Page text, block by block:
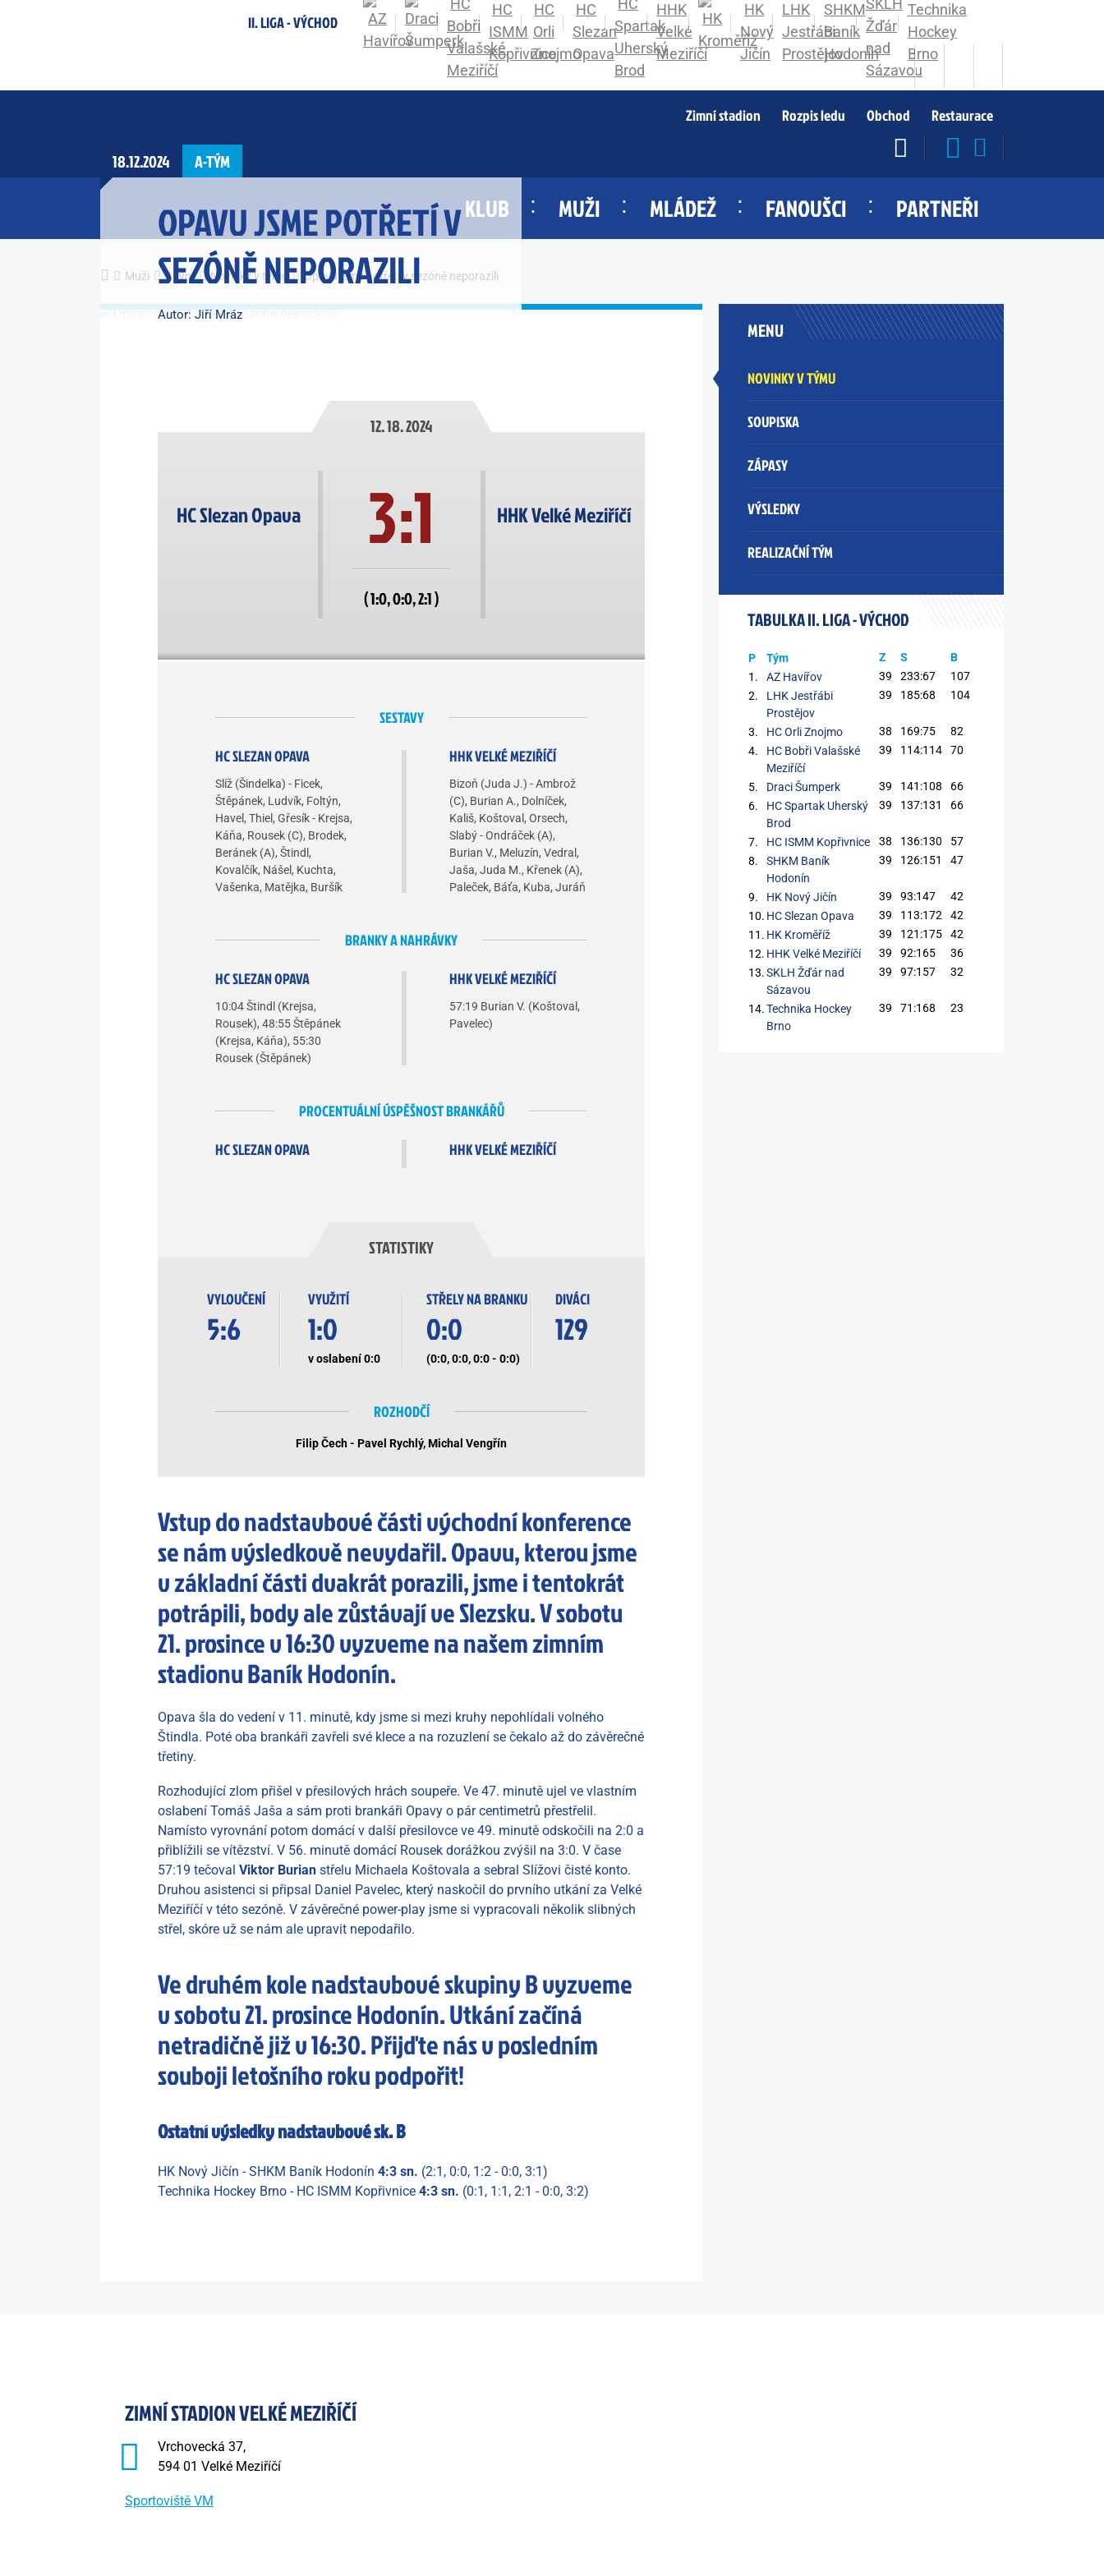
II. LIGA - VÝCHOD
Zimní stadion Rozpis ledu Obchod Restaurace
KLUB MUŽI MLÁDEŽ FANOUŠCI PARTNEŘI
Muži A tým Novinky v týmu Opavu jsme potřetí v sezóně neporazili
18.12.2024 A-TÝM
OPAVU JSME POTŘETÍ V
SEZÓNĚ NEPORAZILI
Autor: Jiří Mráz
12. 18. 2024
HC Slezan Opava 3:1
( 1:0, 0:0, 2:1 )
HHK Velké Meziříčí
SESTAVY
HC SLEZAN OPAVA
Slíž (Šindelka) - Ficek,
Štěpánek, Ludvík, Foltýn,
Havel, Thiel, Gřesík - Krejsa,
Káňa, Rousek (C), Brodek,
Beránek (A), Štindl,
Kovalčík, Nášel, Kuchta,
Vašenka, Matějka, Buršík
HHK VELKÉ MEZIŘÍČÍ
Bizoň (Juda J.) - Ambrož
(C), Burian A., Dolníček,
Kališ, Koštoval, Orsech,
Slabý - Ondráček (A),
Burian V., Meluzín, Vedral,
Jaša, Juda M., Křenek (A),
Paleček, Báťa, Kuba, Juráň
BRANKY A NAHRÁVKY
HC SLEZAN OPAVA
10:04 Štindl (Krejsa,
Rousek), 48:55 Štěpánek
(Krejsa, Káňa), 55:30
Rousek (Štěpánek)
HHK VELKÉ MEZIŘÍČÍ
57:19 Burian V. (Koštoval,
Pavelec)
PROCENTUÁLNÍ ÚSPĚŠNOST BRANKÁŘŮ
HC SLEZAN OPAVA
HHK VELKÉ MEZIŘÍČÍ
STATISTIKY
VYLOUČENÍ
5:6
VYUŽITÍ
1:0
v oslabení 0:0
STŘELY NA BRANKU
0:0
(0:0, 0:0, 0:0 - 0:0)
DIVÁCI
129
ROZHODČÍ
Filip Čech - Pavel Rychlý, Michal Vengřín
Vstup do nadstavbové části východní konference
se nám výsledkově nevydařil. Opavu, kterou jsme
v základní části dvakrát porazili, jsme i tentokrát
potrápili, body ale zůstávají ve Slezsku. V sobotu
21. prosince v 16:30 vyzveme na našem zimním
stadionu Baník Hodonín.
Opava šla do vedení v 11. minutě, kdy jsme si mezi kruhy nepohlídali volného
Štindla. Poté oba brankáři zavřeli své klece a na rozuzlení se čekalo až do závěrečné
třetiny.
Rozhodující zlom přišel v přesilových hrách soupeře. Ve 47. minutě ujel ve vlastním
oslabení Tomáš Jaša a sám proti brankáři Opavy o pár centimetrů přestřelil.
Namísto vyrovnání potom domácí v další přesilovce ve 49. minutě odskočili na 2:0 a
přiblížili se vítězství. V 56. minutě domácí Rousek dorážkou zvýšil na 3:0. V čase
57:19 tečoval Viktor Burian střelu Michaela Koštovala a sebral Slížovi čisté konto.
Druhou asistenci si připsal Daniel Pavelec, který naskočil do prvního utkání za Velké
Meziříčí v této sezóně. V závěrečné power-play jsme si vypracovali několik slibných
střel, skóre už se nám ale upravit nepodařilo.
Ve druhém kole nadstavbové skupiny B vyzveme
v sobotu 21. prosince Hodonín. Utkání začíná
netradičně již v 16:30. Přijďte nás v posledním
souboji letošního roku podpořit!
Ostatní výsledky nadstavbové sk. B
HK Nový Jičín - SHKM Baník Hodonín 4:3 sn. (2:1, 0:0, 1:2 - 0:0, 3:1)
Technika Hockey Brno - HC ISMM Kopřivnice 4:3 sn. (0:1, 1:1, 2:1 - 0:0, 3:2)
MENU
NOVINKY V TÝMU
SOUPISKA
ZÁPASY
VÝSLEDKY
REALIZAČNÍ TÝM
TABULKA II. LIGA - VÝCHOD
P Tým Z S
B
1.
AZ Havířov 39 233:67
107
2.
LHK Jestřábi
Prostějov
39 185:68 104
3. HC Orli Znojmo 38 169:75
82
4.
HC Bobři Valašské
Meziříčí
39 114:114 70
5. Draci Šumperk 39 141:108
66
6.
HC Spartak Uherský
Brod
39 137:131 66
7. HC ISMM Kopřivnice 38 136:130
57
8.
SHKM Baník
Hodonín
39 126:151 47
9. HK Nový Jičín 39 93:147
42
10. HC Slezan Opava 39 113:172
42
11. HK Kroměříž 39 121:175
42
12. HHK Velké Meziříčí 39 92:165
36
13. SKLH Žďár nad
Sázavou
39 97:157 32
14. Technika Hockey
Brno
39 71:168 23
ZIMNÍ STADION VELKÉ MEZIŘÍČÍ
Vrchovecká 37,
594 01 Velké Meziříčí
Sportoviště VM